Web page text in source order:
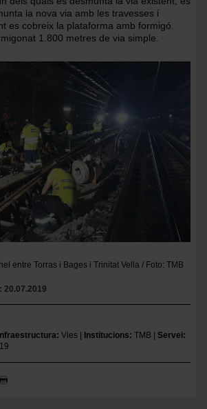
la nova via amb les travesses i
es cobreix la plataforma amb formigó.
1.800 metres de via simple.
entre Torras i Bages i Trinitat Vella / Foto: TMB
20.07.2019
Vies Institucions TMB
Servei